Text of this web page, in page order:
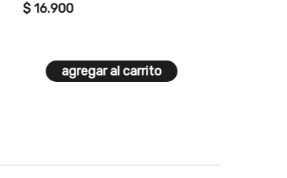
$ 16.900
agregar al carrito